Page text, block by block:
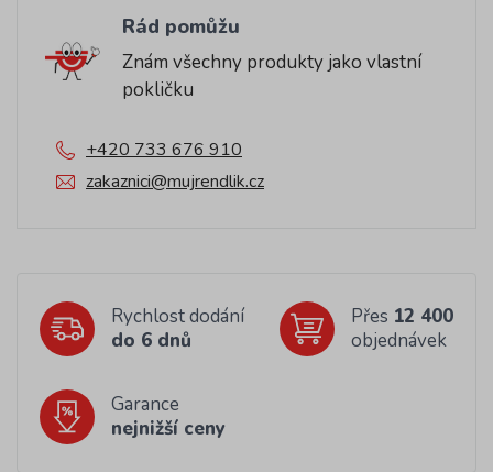
Rád pomůžu
Znám všechny produkty jako vlastní
pokličku
+420 733 676 910
zakaznici@mujrendlik.cz
Rychlost dodání
do 6 dnů
Přes 12 400
objednávek
Garance
nejnižší ceny